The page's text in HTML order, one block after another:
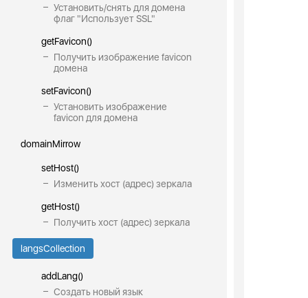
Установить/снять для домена
флаг "Использует SSL"
getFavicon()
Получить изображение favicon
домена
setFavicon()
Установить изображение
favicon для домена
domainMirrow
setHost()
Изменить хост (адрес) зеркала
getHost()
Получить хост (адрес) зеркала
langsCollection
addLang()
Создать новый язык